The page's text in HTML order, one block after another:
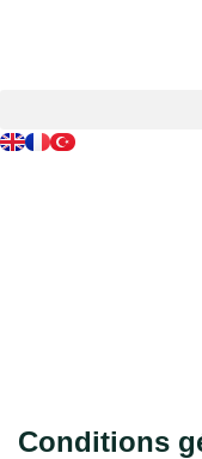
Conditions